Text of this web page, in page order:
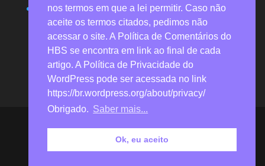
Obra com análise de 30 anos de acidentes traz
novas perspectivas para a segurança industrial
reservados (verificadas as exceções para reprodução
de materiais de divulgação técnico-científicos
nos termos em que a lei permitir. Caso não
aceite os termos citados, pedimos não
acessar o site. A Política de Comentários do
HBS se encontra em link ao final de cada
artigo. A Política de Privacidade do
WordPress pode ser acessada no link
https://br.wordpress.org/about/privacy/
Obrigado. Saber mais...
Ok, eu aceito